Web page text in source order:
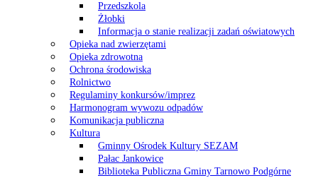
Przedszkola
Żłobki
Informacja o stanie realizacji zadań oświatowych
Opieka nad zwierzętami
Opieka zdrowotna
Ochrona środowiska
Rolnictwo
Regulaminy konkursów/imprez
Harmonogram wywozu odpadów
Komunikacja publiczna
Kultura
Gminny Ośrodek Kultury SEZAM
Pałac Jankowice
Biblioteka Publiczna Gminy Tarnowo Podgórne